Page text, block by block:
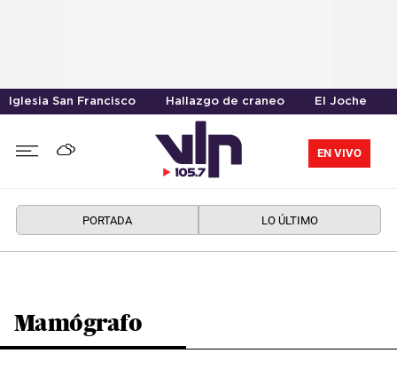
Iglesia San Francisco Hallazgo de craneo El Joche
EN VIVO
PORTADA LO ÚLTIMO
Mamógrafo